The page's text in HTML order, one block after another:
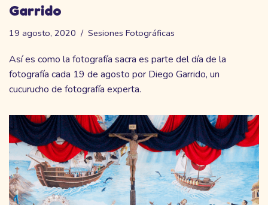
Garrido
19 agosto, 2020 Sesiones Fotográficas
Así es como la fotografía sacra es parte del día de la
fotografía cada 19 de agosto por Diego Garrido, un
cucurucho de fotografía experta.